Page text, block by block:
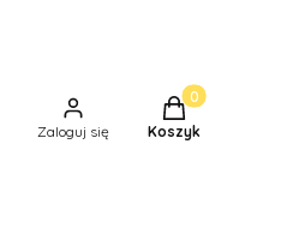
Zaloguj się
Produkty w
Koszyk